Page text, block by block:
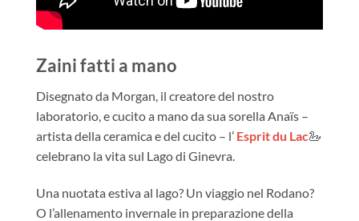
Zaini fatti a mano
Disegnato da Morgan, il creatore del nostro
laboratorio, e cucito a mano da sua sorella Anaïs –
artista della ceramica e del cucito – l’ Esprit du Lac🦢
celebrano la vita sul Lago di Ginevra.
Una nuotata estiva al lago? Un viaggio nel Rodano?
O l’allenamento invernale in preparazione della